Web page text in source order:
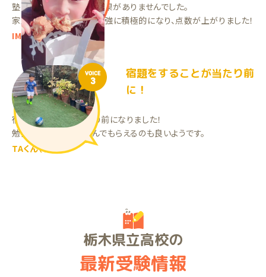
塾に行ってたんですが、成果がありませんでした。
家庭教師を始めてから勉強に積極的になり、点数が上がりました！
IMちゃん（小4）
VOICE
3
宿題をすることが当たり前
に！
宿題をすることが当たり前になりました！
勉強が終わった後、遊んでもらえるのも良いようです。
TAくん（小2）
栃木県立高校の
最新受験情報